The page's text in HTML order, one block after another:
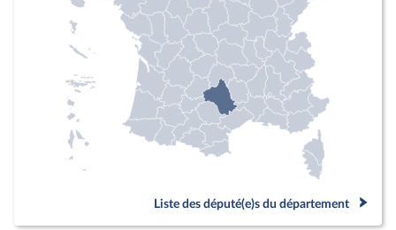
Liste des député(e)s du département